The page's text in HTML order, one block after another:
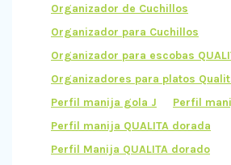
Organizador de Cuchillos
Organizador para Cuchillos
Organizador para escobas
Organizadores para platos
Perfil manija gola J
Perfil
Perfil manija QUALITA dorada
Perfil Manija QUALITA dorado